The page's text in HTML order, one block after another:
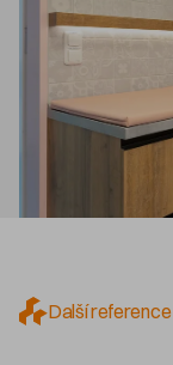
Další reference